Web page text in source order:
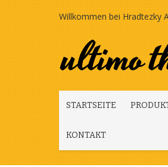
Zum
Inhalt
springen
Willkommen bei Hradtezky
STARTSEITE
KONTAKT